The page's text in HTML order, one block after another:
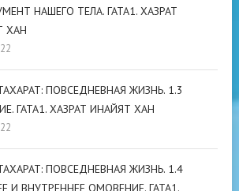
НАШЕГО ТЕЛА. ГАТА1. ХАЗРАТ
ХАН
ПОВСЕДНЕВНАЯ ЖИЗНЬ. 1.3
ГАТА1. ХАЗРАТ ИНАЙЯТ ХАН
ПОВСЕДНЕВНАЯ ЖИЗНЬ. 1.4
И ВНУТРЕННЕЕ ОМОВЕНИЕ. ГАТА1.